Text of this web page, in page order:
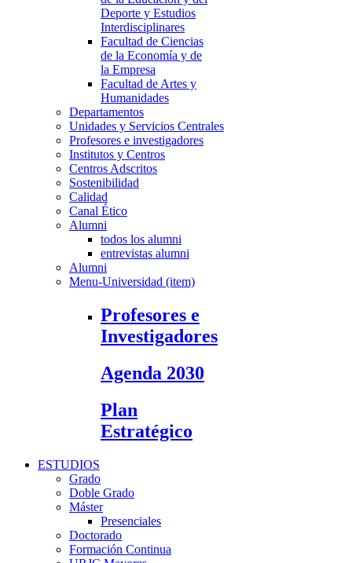
Deporte y Estudios
Interdisciplinares
Facultad de Ciencias
de la Economía y de
la Empresa
Facultad de Artes y
Humanidades
Departamentos
Unidades y Servicios Centrales
Profesores e investigadores
Institutos y Centros
Centros Adscritos
Sostenibilidad
Calidad
Canal Ético
Alumni
todos los alumni
entrevistas alumni
Alumni
Menu-Universidad (item)
Profesores e
Investigadores
Agenda 2030
Plan
Estratégico
ESTUDIOS
Grado
Doble Grado
Máster
Presenciales
Doctorado
Formación Continua